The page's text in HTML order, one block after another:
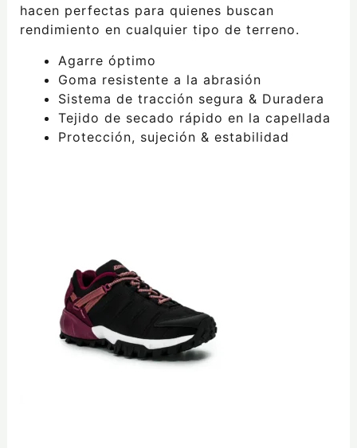
hacen perfectas para quienes buscan
rendimiento en cualquier tipo de terreno.
Agarre óptimo
Goma resistente a la abrasión
Sistema de tracción segura & Duradera
Tejido de secado rápido en la capellada
Protección, sujeción & estabilidad